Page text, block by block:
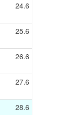
24.6
25.6
26.6
27.6
28.6